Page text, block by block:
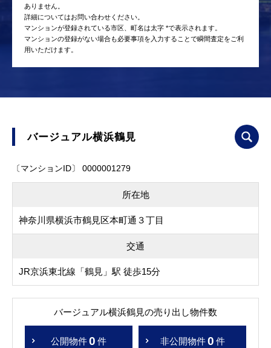
ありません。
詳細についてはお問い合わせください。
マンションが登録されている市区、町名は太字 *で表示されます。
マンションの登録がない場合も必要事項を入力することで瞬間査定をご利
用いただけます。
バージュアル横浜鶴見
〔マンションID〕 0000001279
所在地
神奈川県横浜市鶴見区本町通３丁目
交通
JR京浜東北線「鶴見」駅 徒歩15分
バージュアル横浜鶴見の売り出し物件数
公開物件0 件 非公開物件 0 件